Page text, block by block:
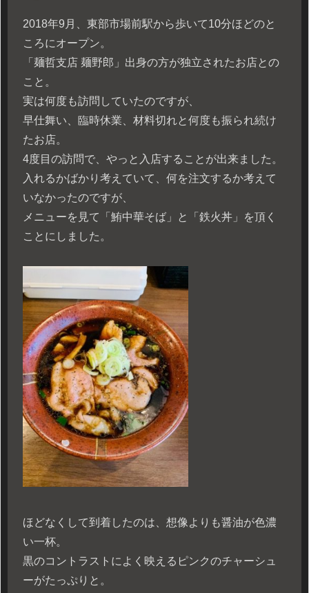
2018年9月、東部市場前駅から歩いて10分ほどのと
ころにオープン。
「麺哲支店 麺野郎」出身の方が独立されたお店との
こと。
実は何度も訪問していたのですが、
早仕舞い、臨時休業、材料切れと何度も振られ続け
たお店。
4度目の訪問で、やっと入店することが出来ました。
入れるかばかり考えていて、何を注文するか考えて
いなかったのですが、
メニューを見て「鮪中華そば」と「鉄火丼」を頂く
ことにしました。
ほどなくして到着したのは、想像よりも醤油が色濃
い一杯。
黒のコントラストによく映えるピンクのチャーシュ
ーがたっぷりと。